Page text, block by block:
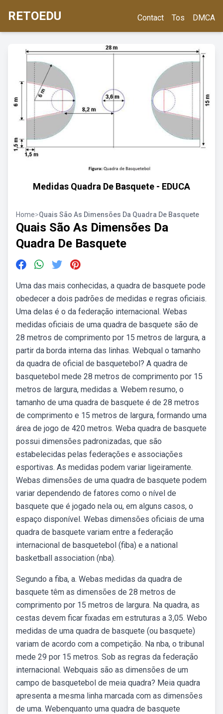
RETOEDU Contact Tos DMCA
Medidas Quadra De Basquete - EDUCA
Home>Quais São As Dimensões Da Quadra De Basquete
Quais São As Dimensões Da
Quadra De Basquete
Uma das mais conhecidas, a quadra de basquete pode
obedecer a dois padrões de medidas e regras oficiais.
Uma delas é o da federação internacional. Webas
medidas oficiais de uma quadra de basquete são de
28 metros de comprimento por 15 metros de largura, a
partir da borda interna das linhas. Webqual o tamanho
da quadra de oficial de basquetebol? A quadra de
basquetebol mede 28 metros de comprimento por 15
metros de largura, medidas a. Webem resumo, o
tamanho de uma quadra de basquete é de 28 metros
de comprimento e 15 metros de largura, formando uma
área de jogo de 420 metros. Weba quadra de basquete
possui dimensões padronizadas, que são
estabelecidas pelas federações e associações
esportivas. As medidas podem variar ligeiramente.
Webas dimensões de uma quadra de basquete podem
variar dependendo de fatores como o nível de
basquete que é jogado nela ou, em alguns casos, o
espaço disponível. Webas dimensões oficiais de uma
quadra de basquete variam entre a federação
internacional de basquetebol (fiba) e a national
basketball association (nba).
Segundo a fiba, a. Webas medidas da quadra de
basquete têm as dimensões de 28 metros de
comprimento por 15 metros de largura. Na quadra, as
cestas devem ficar fixadas em estruturas a 3,05. Webo
medidas de uma quadra de basquete (ou basquete)
variam de acordo com a competição. Na nba, o tribunal
mede 29 por 15 metros. Sob as regras da federação
internacional. Webquais são as dimensões de um
campo de basquetebol de meia quadra? Meia quadra
apresenta a mesma linha marcada com as dimensões
de uma. Webenquanto uma quadra de basquete